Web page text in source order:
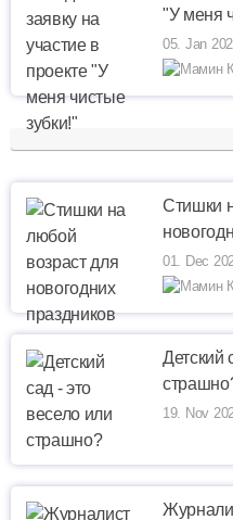
"У меня
05. Jan
Стишки
01. Dec
Детский
19. Nov